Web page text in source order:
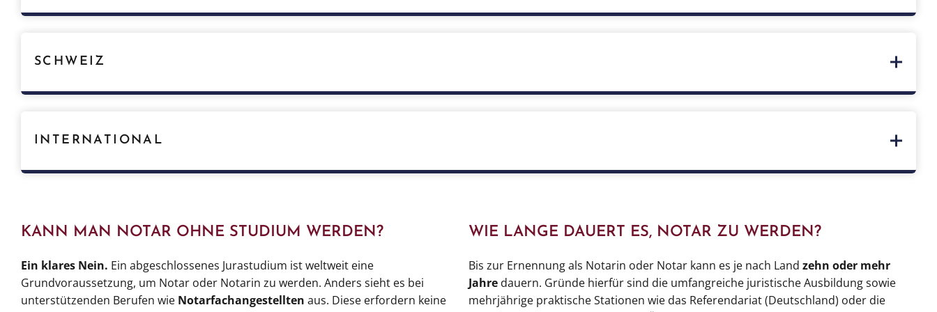
SCHWEIZ
INTERNATIONAL
KANN MAN NOTAR OHNE STUDIUM WERDEN?
Ein klares Nein. Ein abgeschlossenes Jurastudium ist weltweit eine
Grundvoraussetzung, um Notar oder Notarin zu werden. Anders sieht es bei
unterstützenden Berufen wie Notarfachangestellten aus. Diese erfordern keine
WIE LANGE DAUERT ES, NOTAR ZU WERDEN?
Bis zur Ernennung als Notarin oder Notar kann es je nach Land zehn oder mehr
Jahre dauern. Gründe hierfür sind die umfangreiche juristische Ausbildung sowie
mehrjährige praktische Stationen wie das Referendariat (Deutschland) oder die